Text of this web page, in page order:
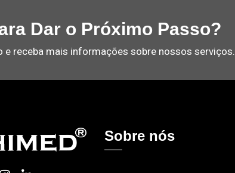
Dar o Próximo Passo?
e receba mais informações sobre nossos serviços.
Sobre nós